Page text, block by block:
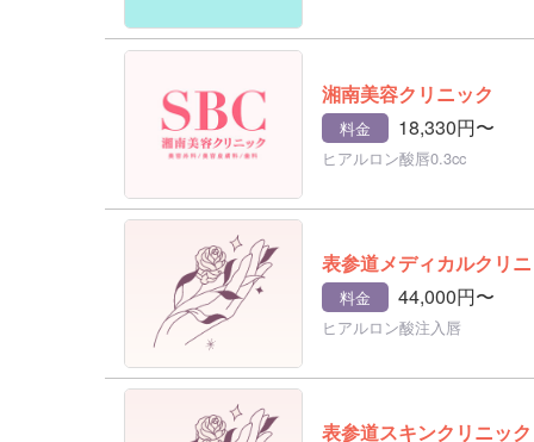
湘南美容クリニック
料金 18,330円〜
ヒアルロン酸唇0.3cc
表参道メディカルクリ
料金 44,000円〜
ヒアルロン酸注入唇
表参道スキンクリニック